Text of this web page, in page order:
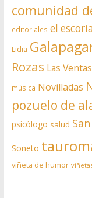
comunidad
editoriales el
Lidia
Rozas Las Ventas
música Novilladas
pozuelo de
psicólogo salud
Soneto
viñeta de humor